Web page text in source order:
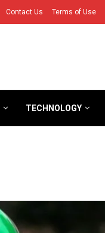
Contact Us Terms of Use
TECHNOLOGY